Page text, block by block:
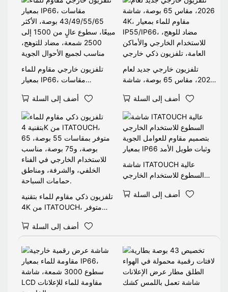
تلفزيون خارجي مقاوم للماء
بمعيار IP66، مقاسات
مبيعًا، سطوع عالٍ من 1500 إلى
2500 شمعة، مضاد للتوهج،
مناسب لجميع الأحوال الجوية
أضف إلى السلة
تلفزيون خارجي جديد لعام
2026، مقاس 65 بوصة، شاشة
IP55/IP66، مضاد للوهج،
للاستخدام الخارجي والأماكن
العامة، تلفزيون ذكي خارجي
أضف إلى السلة
تلفزيون ذكي مقاوم للماء بتقنية
4K من ITATOUCH، متوفر
و75 بوصة، مناسب للاستخدام
الخارجي في الفناء الخلفي،
والشرفة، ومناطق حمامات
السباحة.
أضف إلى السلة
شاشة ITATOUCH عالية
السطوع للاستخدام الخارجي
بمعيار IP66 وثبات طويل الأمدأضف إلى السلة